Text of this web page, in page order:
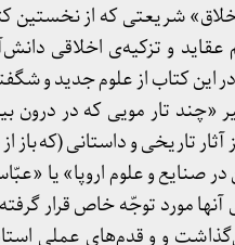
شریعتی که از نخستین
نوشته شده (۱۳۲۱)، که در تحکیم عقاید و تزکیه‌ی
در این کتاب از علوم جدید و
«چند تار مویی که در درون
تاریخی و داستانی (که باز
صنایع و علوم اروپا» یا
مورد توجّه خاص قرار
و و قدم‌های عملی استاد